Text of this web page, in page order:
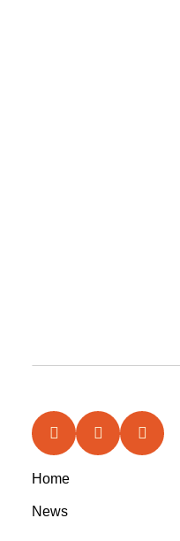
Home
News